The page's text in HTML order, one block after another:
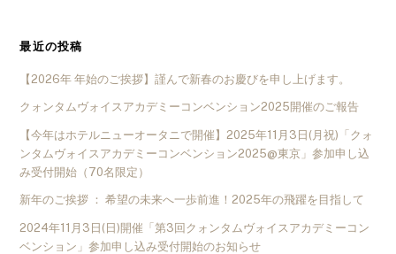
最近の投稿
【2026年 年始のご挨拶】謹んで新春のお慶びを申し上げます。
クォンタムヴォイスアカデミーコンベンション2025開催のご報告
【今年はホテルニューオータニで開催】2025年11月3日(月祝)「クォ
ンタムヴォイスアカデミーコンベンション2025@東京」参加申し込
み受付開始（70名限定）
新年のご挨拶 ： 希望の未来へ一歩前進！2025年の飛躍を目指して
2024年11月3日(日)開催「第3回クォンタムヴォイスアカデミーコン
ベンション」参加申し込み受付開始のお知らせ